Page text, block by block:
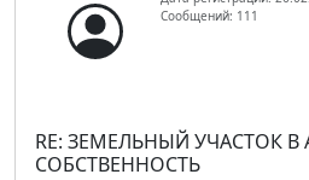
Сообщений: 111
RE: ЗЕМЕЛЬНЫЙ УЧАСТОК В
СОБСТВЕННОСТЬ